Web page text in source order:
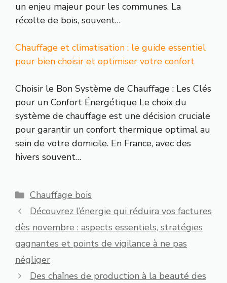
un enjeu majeur pour les communes. La
récolte de bois, souvent…
Chauffage et climatisation : le guide essentiel
pour bien choisir et optimiser votre confort
Choisir le Bon Système de Chauffage : Les Clés
pour un Confort Énergétique Le choix du
système de chauffage est une décision cruciale
pour garantir un confort thermique optimal au
sein de votre domicile. En France, avec des
hivers souvent…
Catégories
Chauffage bois
Découvrez l’énergie qui réduira vos factures
dès novembre : aspects essentiels, stratégies
gagnantes et points de vigilance à ne pas
négliger
Des chaînes de production à la beauté des